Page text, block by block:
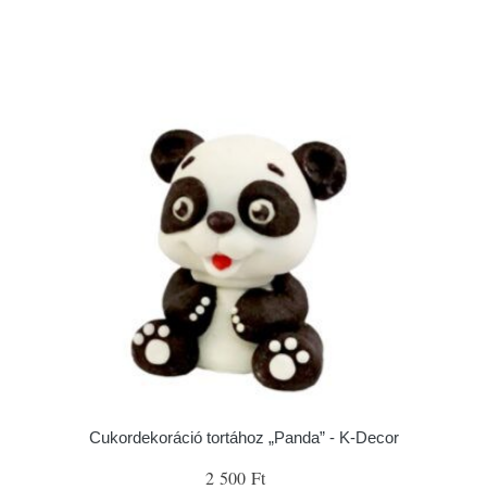
Cukordekoráció tortához „Panda” - K-Decor
2 500 Ft